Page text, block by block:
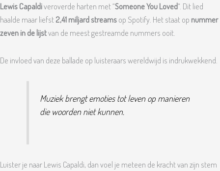
Lewis Capaldiveroverde harten met “Someone You Loved“. Dit lied
haalde maar liefst2,41 miljard streamsop Spotify. Het staat op nummer
zeven in de lijstvan de meest gestreamde nummers ooit.
De invloed van deze ballade op luisteraars wereldwijd is indrukwekkend.
Muziek brengt emoties tot leven op manieren
die woorden niet kunnen.
Luister je naar Lewis Capaldi, dan voel je meteen de kracht van zijn stem